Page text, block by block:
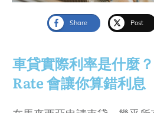
Share Post
車貸實際利率是什麼
Rate 會讓你算錯利息